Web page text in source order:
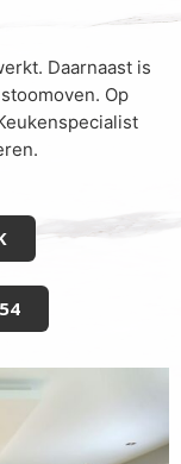
Daarnaast is
Op